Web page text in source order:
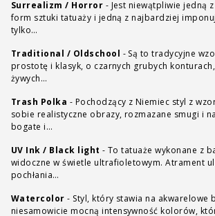
Surrealizm / Horror - Jest niewątpliwie jedną
form sztuki tatuaży i jedną z najbardziej
tylko…
Traditional / Oldschool - Są to tradycyjne
prostotę i klasyk, o czarnych grubych
żywych…
Trash Polka - Pochodzący z Niemiec styl z
sobie realistyczne obrazy, rozmazane smugi i
bogate i…
UV Ink / Black light - To tatuaże wykonane z
widoczne w świetle ultrafioletowym. Atrament
pochłania…
Watercolor - Styl, który stawia na akwarelowe
niesamowicie mocną intensywność kolorów,